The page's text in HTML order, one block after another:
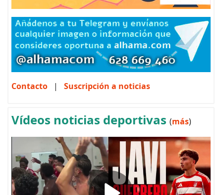
Contacto | Suscripción a noticias
Vídeos noticias deportivas (más)